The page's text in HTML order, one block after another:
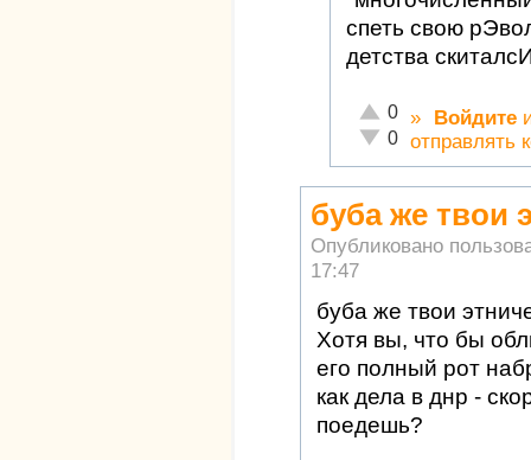
спеть свою
детства
Отлично!
0
Неадекватно!
0
» Войдите
отправлять
буба же твои
Опубликовано
17:47
буба же твои
Хотя вы, что бы
его полный рот
как дела в днр -
поедешь?